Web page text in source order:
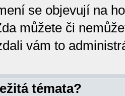
se objevují na
můžete či
vám to
témata?